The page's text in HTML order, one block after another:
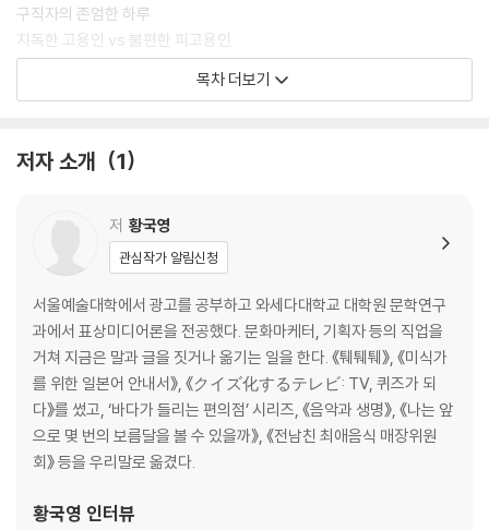
구직자의 존엄한 하루
지독한 고용인 vs 불편한 피고용인
번역가입니다만
평생 제대로 된 말 한마디 못 하고 죽겠지만
진정 핸드폰만도 못한 삶을 살 생각인가, 휴먼?
Part 2 당신의 외로움을 소개해 주세요
당신은 미래를 보나요?
도라에몽 자전거
혼자 살기 말고, 혼자 잘 살기
하, 이렇게 나오시겠다?
노선을 바꿀 땐 깜빡이를 켜는 게 상식이니까
아보카도와 로맨티시스트
그건 근사하지 못하잖아
예술인이 된 사유: 정신 건강
Part 3 인간 뽁뽁이
목차 더보기
저자 소개 1
저 황국영
관심작가 알림신청
서울예술대학에서 광고를 공부하고 와세다대학교 대학원 문학연구
과에서 표상미디어론을 전공했다. 문화마케터, 기획자 등의 직업을
거쳐 지금은 말과 글을 짓거나 옮기는 일을 한다. 《퉤퉤퉤》, 《미식가
를 위한 일본어 안내서》, 《クイズ化するテレビ: TV, 퀴즈가 되
다》를 썼고, ‘바다가 들리는 편의점’ 시리즈, 《음악과 생명》, 《나는 앞
으로 몇 번의 보름달을 볼 수 있을까》, 《전남친 최애음식 매장위원
회》 등을 우리말로 옮겼다.
황국영 인터뷰